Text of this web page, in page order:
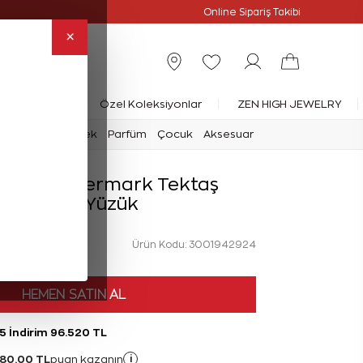
×
Online Sipariş Takibi
Yüzük Özel Koleksiyonlar ZEN HIGH JEWELRY
Erkek Parfüm Çocuk Aksesuar
Forevermark Tektaş
Pırlanta Yüzük
Ürün Kodu: 3001942924
HEMEN SATIN AL
İndirim 96.520 TL
TL puan kazanın i